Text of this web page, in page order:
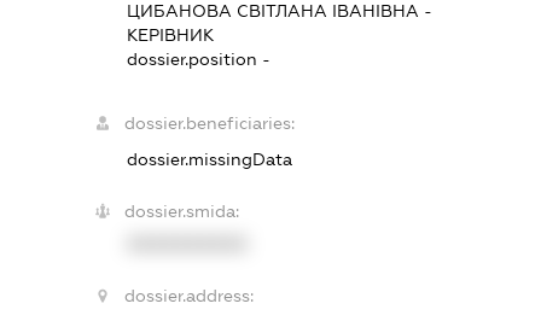
ЦИБАНОВА СВІТЛАНА ІВАНІВНА -
КЕРІВНИК
dossier.position -
dossier.beneficiaries:
dossier.missingData
dossier.smida:
dossier.address: